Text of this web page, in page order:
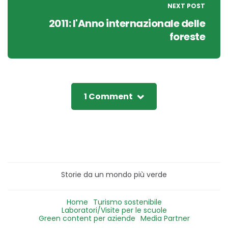
NEXT POST
2011: l'Anno internazionale delle
foreste
1 Comment
Storie da un mondo più verde
Home Turismo sostenibile
Laboratori/Visite per le scuole
Green content per aziende Media Partner